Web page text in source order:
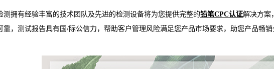
测拥有经验丰富的技术团队及先进的检测设备将为您提供完整的铅笔CPC认证解决方案
靠，测试报告具有国/际公信力，帮助客户管理风险满足您产品市场要求，助您产品畅销